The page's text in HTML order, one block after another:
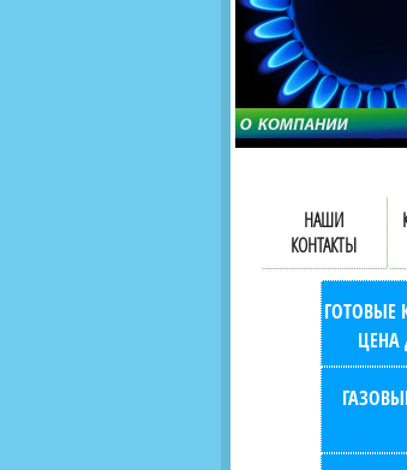
НАШИ
КОНТАКТЫ
ГОТОВЫЕ
ЦЕНА